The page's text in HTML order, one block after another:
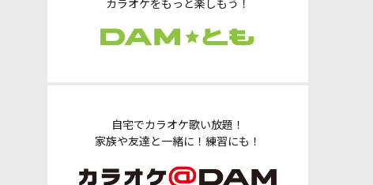
カラオケをもっと楽しもう！
自宅でカラオケ歌い放題！
家族や友達と一緒に！練習にも！